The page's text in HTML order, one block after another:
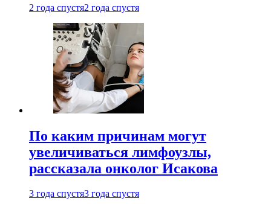
2 года спустя2 года спустя
По каким причинам могут
увеличиваться лимфоузлы,
рассказала онколог Исакова
3 года спустя3 года спустя